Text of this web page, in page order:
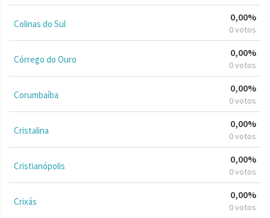
Colinas do Sul
0,00%
0 votos
Córrego do Ouro
0,00%
0 votos
Corumbaíba
0,00%
0 votos
Cristalina
0,00%
0 votos
Cristianópolis
0,00%
0 votos
Crixás
0,00%
0 votos